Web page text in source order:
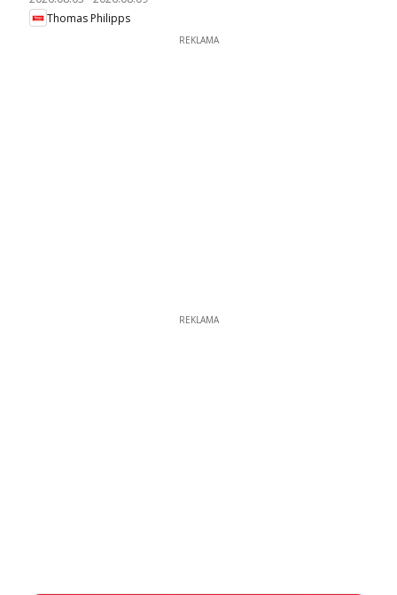
Thomas Philipps
REKLAMA
REKLAMA